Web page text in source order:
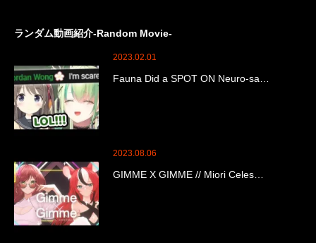
ランダム動画紹介-Random Movie-
2023.02.01
Fauna Did a SPOT ON Neuro-sa…
2023.08.06
GIMME X GIMME // Miori Celes…